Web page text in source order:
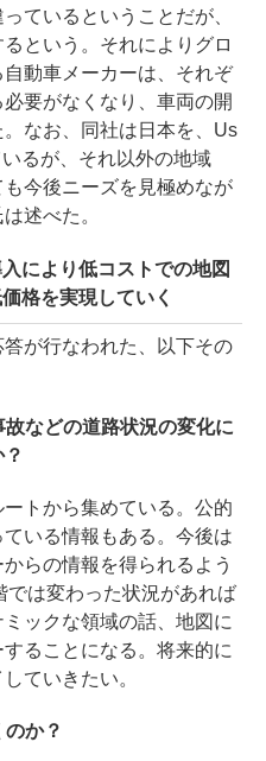
ているということだが、
という。それによりグロ
動車メーカーは、それぞ
要がなくなり、車両の開
なお、同社は日本を、Us
るが、それ以外の地域
も今後ニーズを見極めなが
述べた。
により低コストでの地図
格を実現していく
が行なわれた、以下その
などの道路状況の変化に
トから集めている。公的
いる情報もある。今後は
らの情報を得られるよう
は変わった状況があれば
ックな領域の話、地図に
ることになる。将来的に
ていきたい。
か？